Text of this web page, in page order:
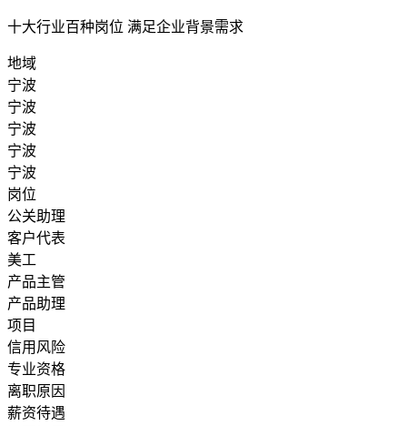
十大行业百种岗位 满足企业背景需求
地域
宁波
宁波
宁波
宁波
宁波
岗位
公关助理
客户代表
美工
产品主管
产品助理
项目
信用风险
专业资格
离职原因
薪资待遇